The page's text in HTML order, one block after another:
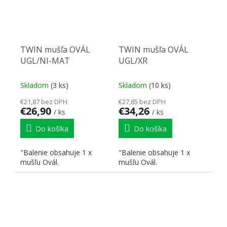
TWIN mušľa OVÁL
UGL/NI-MAT
Skladom (3 ks)
€21,87 bez DPH
€26,90 / ks
Do košíka
"Balenie obsahuje 1 x
mušľu Ovál.
TWIN mušľa OVÁL
UGL/XR
Skladom (10 ks)
€27,85 bez DPH
€34,26 / ks
Do košíka
"Balenie obsahuje 1 x
mušľu Ovál.